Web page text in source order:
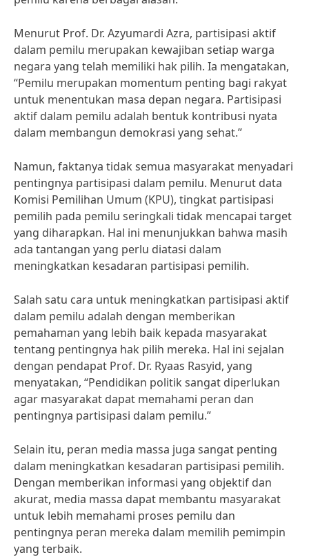
Menurut Prof. Dr. Azyumardi Azra, partisipasi aktif
dalam pemilu merupakan kewajiban setiap warga
negara yang telah memiliki hak pilih. Ia mengatakan,
“Pemilu merupakan momentum penting bagi rakyat
untuk menentukan masa depan negara. Partisipasi
aktif dalam pemilu adalah bentuk kontribusi nyata
dalam membangun demokrasi yang sehat.”
Namun, faktanya tidak semua masyarakat menyadari
pentingnya partisipasi dalam pemilu. Menurut data
Komisi Pemilihan Umum (KPU), tingkat partisipasi
pemilih pada pemilu seringkali tidak mencapai target
yang diharapkan. Hal ini menunjukkan bahwa masih
ada tantangan yang perlu diatasi dalam
meningkatkan kesadaran partisipasi pemilih.
Salah satu cara untuk meningkatkan partisipasi aktif
dalam pemilu adalah dengan memberikan
pemahaman yang lebih baik kepada masyarakat
tentang pentingnya hak pilih mereka. Hal ini sejalan
dengan pendapat Prof. Dr. Ryaas Rasyid, yang
menyatakan, “Pendidikan politik sangat diperlukan
agar masyarakat dapat memahami peran dan
pentingnya partisipasi dalam pemilu.”
Selain itu, peran media massa juga sangat penting
dalam meningkatkan kesadaran partisipasi pemilih.
Dengan memberikan informasi yang objektif dan
akurat, media massa dapat membantu masyarakat
untuk lebih memahami proses pemilu dan
pentingnya peran mereka dalam memilih pemimpin
yang terbaik.